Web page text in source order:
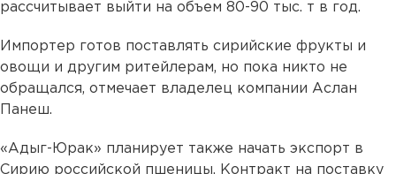
рассчитывает выйти на объем 80-90 тыс. т в год.
Импортер готов поставлять сирийские фрукты и
овощи и другим ритейлерам, но пока никто не
обращался, отмечает владелец компании Аслан
Панеш.
«Адыг-Юрак» планирует также начать экспорт в
Сирию российской пшеницы. Контракт на поставку